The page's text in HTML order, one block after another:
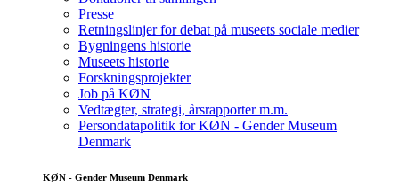
Presse
Retningslinjer for debat på museets sociale medier
Bygningens historie
Museets historie
Forskningsprojekter
Job på KØN
Vedtægter, strategi, årsrapporter m.m.
Persondatapolitik for KØN - Gender Museum
Denmark
KØN - Gender Museum Denmark